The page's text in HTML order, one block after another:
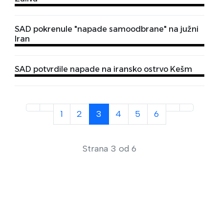
SAD pokrenule "napade samoodbrane" na južni
Iran
SAD potvrdile napade na iransko ostrvo Kešm
1 2 3 4 5 6
Strana 3 od 6